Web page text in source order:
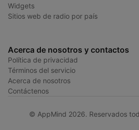
Widgets
Sitios web de radio por país
Acerca de nosotros y contactos
Política de privacidad
Términos del servicio
Acerca de nosotros
Contáctenos
© AppMind 2026. Reservados